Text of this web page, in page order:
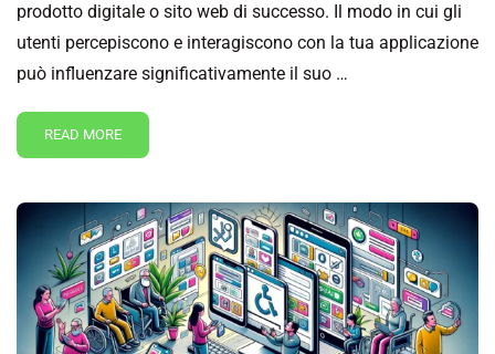
prodotto digitale o sito web di successo. Il modo in cui gli
utenti percepiscono e interagiscono con la tua applicazione
può influenzare significativamente il suo …
READ MORE